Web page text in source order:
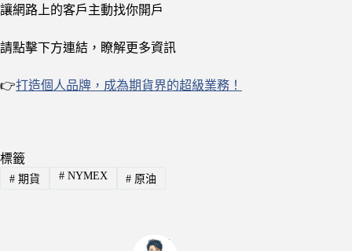
讓網路上的客戶主動找你開戶
請點擊下方連結，瞭解更多資訊
👉打造個人品牌，成為期貨界的超級業務！
標籤
#期貨 #NYMEX # 原油